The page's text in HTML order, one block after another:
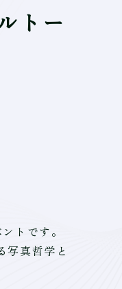
トー
トです。
写真哲学と